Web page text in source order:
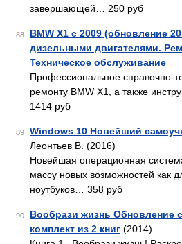
завершающей… 250 руб
88
BMW X1 с 2009 (обновление
дизельными двигателями.
Техническое обслуживание
Профессиональное справочно-
ремонту BMW X1, а также
1414 руб
89 Windows 10 Новейший
Леонтьев В. (2016)
Новейшая операционная
массу новых возможностей как
ноутбуков… 358 руб
90
Вообрази жизнь Обновление
комплект из 2 книг (2014)